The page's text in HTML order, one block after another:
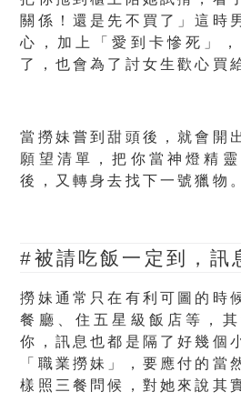
關係！還是先不買了」這時
心，加上「愛到卡慘死」
了，也會為了討女生歡心買
當撈妹嘗到甜頭後，就會開
願望清單，把你當神燈精
後，又轉身去找下一號獵物。
#被請吃飯一定到，訊
撈妹通常只在有利可圖的時
餐廳、住五星級飯店等，
你，訊息也都是隔了好幾個
「職業撈妹」，要應付的當
樣照三餐問候，對她來說其